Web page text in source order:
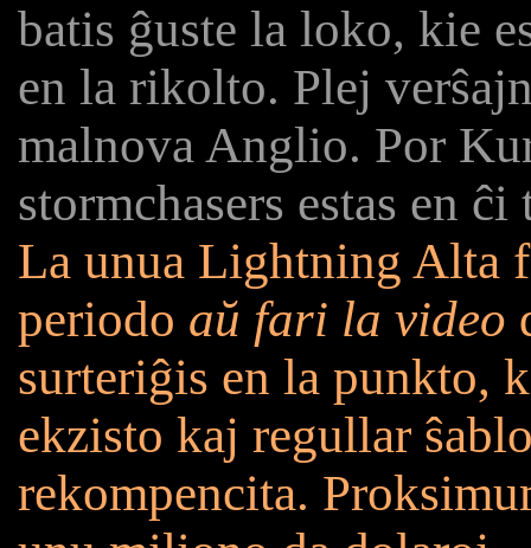
batis ĝuste la loko, kie
en la rikolto. Plej
malnova Anglio. Por
stormchasers estas en
La unua Lightning Alta
periodo aŭ fari la video
surteriĝis en la punkto,
ekzisto kaj regullar
rekompencita.